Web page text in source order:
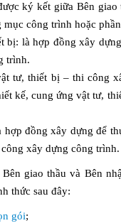
ký kết giữa Bên
công trình hoặc
bị: là hợp đồng xây
trình.
tư, thiết bị – thi công
kế, cung ứng vật tư,
đồng xây dựng để
xây dựng công trình.
giao thầu và Bên
thức sau đây:
gói;